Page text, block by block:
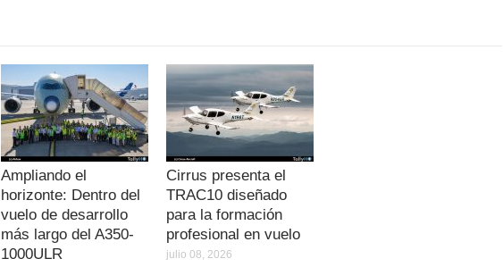
Ampliando el
horizonte: Dentro del
vuelo de desarrollo
más largo del A350-
1000ULR
Cirrus presenta el
TRAC10 diseñado
para la formación
profesional en vuelo
julio 08, 2026